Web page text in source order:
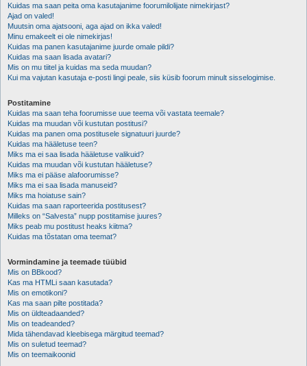
Kuidas ma saan peita oma kasutajanime foorumilolijate nimekirjast?
Ajad on valed!
Muutsin oma ajatsooni, aga ajad on ikka valed!
Minu emakeelt ei ole nimekirjas!
Kuidas ma panen kasutajanime juurde omale pildi?
Kuidas ma saan lisada avatari?
Mis on mu tiitel ja kuidas ma seda muudan?
Kui ma vajutan kasutaja e-posti lingi peale, siis küsib foorum minult sisselogimise.
Postitamine
Kuidas ma saan teha foorumisse uue teema või vastata teemale?
Kuidas ma muudan või kustutan postitusi?
Kuidas ma panen oma postitusele signatuuri juurde?
Kuidas ma hääletuse teen?
Miks ma ei saa lisada hääletuse valikuid?
Kuidas ma muudan või kustutan hääletuse?
Miks ma ei pääse alafoorumisse?
Miks ma ei saa lisada manuseid?
Miks ma hoiatuse sain?
Kuidas ma saan raporteerida postitusest?
Milleks on “Salvesta” nupp postitamise juures?
Miks peab mu postitust heaks kiitma?
Kuidas ma tõstatan oma teemat?
Vormindamine ja teemade tüübid
Mis on BBkood?
Kas ma HTMLi saan kasutada?
Mis on emotikoni?
Kas ma saan pilte postitada?
Mis on üldteadaanded?
Mis on teadeanded?
Mida tähendavad kleebisega märgitud teemad?
Mis on suletud teemad?
Mis on teemaikoonid